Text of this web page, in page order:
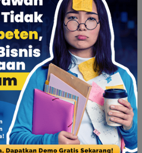
membuka lowongan pekerjaan, Anda
lowongan pekerjaan. Namun,
bisa membuatpost untuk
perusahaan.
upadatetentang projectperusahaan
membuatpostmengenaihard skill
bisa membuat beberapapost
ini di
LinkedIn Post Perusahaan